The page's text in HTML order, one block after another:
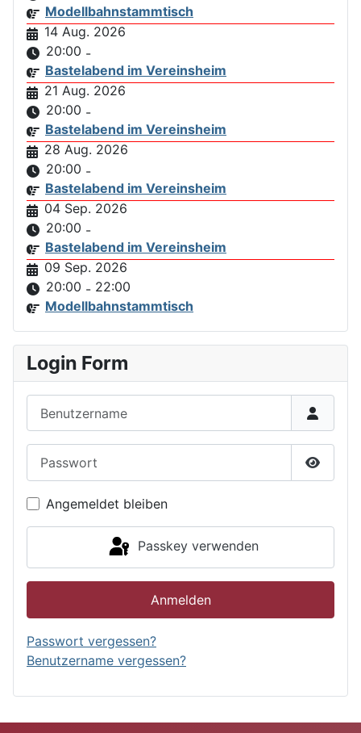
Modellbahnstammtisch
14 Aug. 2026
20:00 -
Bastelabend im Vereinsheim
21 Aug. 2026
20:00 -
Bastelabend im Vereinsheim
28 Aug. 2026
20:00 -
Bastelabend im Vereinsheim
04 Sep. 2026
20:00 -
Bastelabend im Vereinsheim
09 Sep. 2026
20:00 - 22:00
Modellbahnstammtisch
Login Form
Angemeldet bleiben
Passkey verwenden
Anmelden
Passwort vergessen?
Benutzername vergessen?